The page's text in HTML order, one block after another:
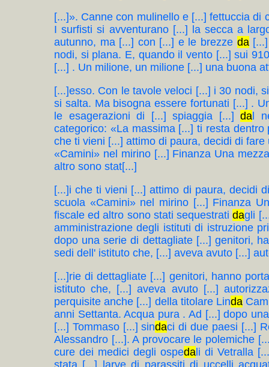
[...]». Canne con mulinello e [...] fettuccia
I surfisti si avventurano [...] la secca a
autunno, ma [...] con [...] e le brezze da[...]
nodi, si plana. E, quando il vento [...] sui
[...] . Un milione, un milione [...] una buona
[...]esso. Con le tavole veloci [...] i 30 nodi,
si salta. Ma bisogna essere fortunati [...] .
le esagerazioni di [...] spiaggia [...]da l
categorico: «La massima [...] ti resta
che ti vieni [...] attimo di paura, decidi di
«Camini» nel mirino [...] Finanza Una
altro sono stat[...]
[...]i che ti vieni [...] attimo di paura, decidi
scuola «Camini» nel mirino [...] Finanza
fiscale ed altro sono stati sequestratidagli
amministrazione degli istituti di istruzione
dopo una serie di dettagliate [...] genitori,
sedi dell' istituto che, [...] aveva avuto [...]
[...]rie di dettagliate [...] genitori, hanno
istituto che, [...] aveva avuto [...]
perquisite anche [...] della titolare Linda
anni Settanta. Acqua pura . Ad [...] dopo
[...] Tommaso [...] sindaci di due paesi [...]
Alessandro [...]. A provocare le polemiche
cure dei medici degli ospedali di Vetralla
stata [...] larve di parassiti di uccelli